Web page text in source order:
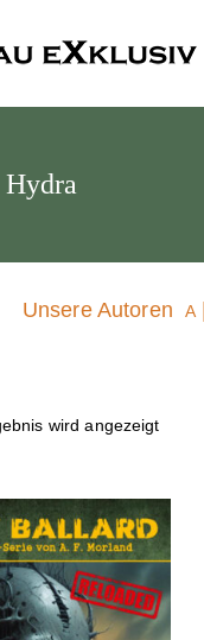
Unsere AutorenA|
wird angezeigt